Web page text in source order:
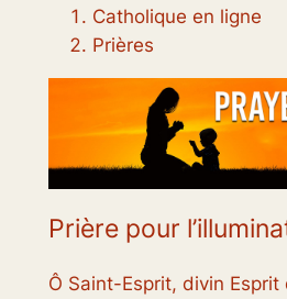
Catholique en ligne
Prières
Prière pour
Ô Saint-Esprit, divin